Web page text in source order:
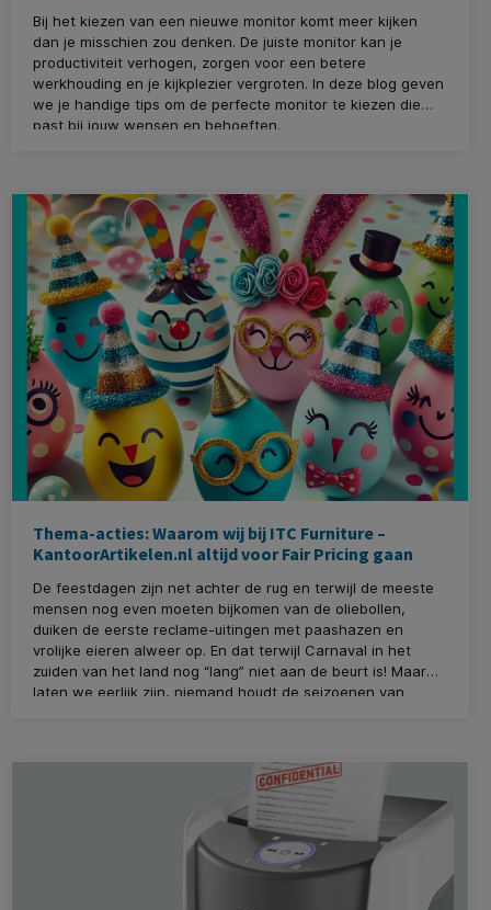
Bij het kiezen van een nieuwe monitor komt meer kijken
dan je misschien zou denken. De juiste monitor kan je
productiviteit verhogen, zorgen voor een betere
werkhouding en je kijkplezier vergroten. In deze blog geven
we je handige tips om de perfecte monitor te kiezen die
past bij jouw wensen en behoeften.
Thema-acties: Waarom wij bij ITC Furniture –
KantoorArtikelen.nl altijd voor Fair Pricing gaan
De feestdagen zijn net achter de rug en terwijl de meeste
mensen nog even moeten bijkomen van de oliebollen,
duiken de eerste reclame-uitingen met paashazen en
vrolijke eieren alweer op. En dat terwijl Carnaval in het
zuiden van het land nog “lang” niet aan de beurt is! Maar
laten we eerlijk zijn, niemand houdt de seizoenen van